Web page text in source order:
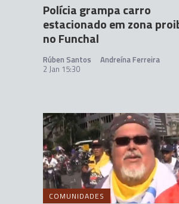
Polícia grampa carro
estacionado em zona
no Funchal
Rúben Santos
Andreína Ferreira
2 Jan 15:30
COMUNIDADES